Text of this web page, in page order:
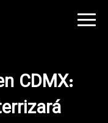
CDMX: